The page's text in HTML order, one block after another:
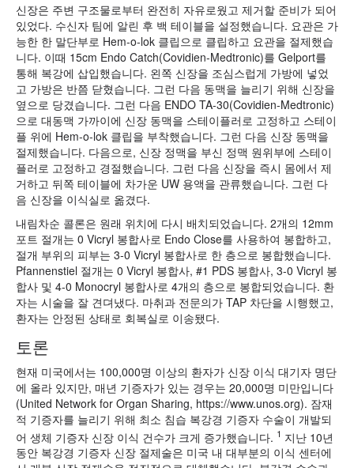
신장은 주변 구조물로부터 완전히 자유로웠고 제거할 준비가 되어
있었다. 수신자 팀에 알린 후 백 테이블을 설정했습니다. 요관은 가
능한 한 말단부로 Hem-o-lok 클립으로 클립하고 요관을 절제했습
니다. 이때 15cm Endo Catch(Covidien-Medtronic)를 Gelport를
통해 복강에 삽입했습니다. 왼쪽 신장을 조심스럽게 가방에 넣었
고 가방은 반쯤 닫혔습니다. 그런 다음 동맥을 늘리기 위해 신장을
옆으로 당겼습니다. 그런 다음 ENDO TA-30(Covidien-Medtronic)
으로 대동맥 가까이에 신장 동맥을 스테이플러로 고정하고 스테이
플 위에 Hem-o-lok 클립을 부착했습니다. 그런 다음 신장 동맥을
절제했습니다. 다음으로, 신장 정맥을 부신 정맥 원위부에 스테이
플러로 고정하고 경절했습니다. 그런 다음 신장을 즉시 몸에서 제
거하고 뒤쪽 테이블에 차가운 UW 용액을 관류했습니다. 그런 다
음 신장을 이식실로 옮겼다.
내림차순 콜론은 원래 위치에 다시 배치되었습니다. 2개의 12mm
포트 절개는 0 Vicryl 봉합사로 Endo Close를 사용하여 봉합하고,
절개 부위의 피부는 3-0 Vicryl 봉합사로 한 층으로 봉합했습니다.
Pfannenstiel 절개는 0 Vicryl 봉합사, #1 PDS 봉합사, 3-0 Vicryl 봉
합사 및 4-0 Monocryl 봉합사로 4개의 층으로 봉합되었습니다. 환
자는 시술을 잘 견뎌냈다. 마취과 전문의가 TAP 차단을 시행했고,
환자는 안정된 상태로 회복실로 이송됐다.
토론
현재 미국에서는 100,000명 이상의 환자가 신장 이식 대기자 명단
에 올라 있지만, 매년 기증자가 있는 경우는 20,000명 미만입니다
(United Network for Organ Sharing, https://www.unos.org). 잠재
적 기증자를 늘리기 위해 최소 침습 복강경 기증자 수술이 개발되
어 생체 기증자 신장 이식 건수가 크게 증가했습니다. 1 지난 10년
동안 복강경 기증자 신장 절제술은 미국 내 대부분의 이식 센터에